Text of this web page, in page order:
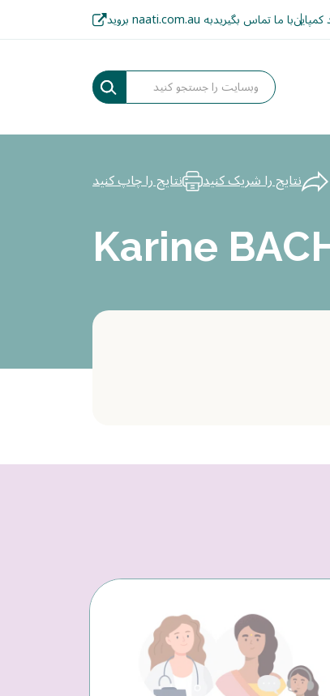
کمپاینبا ما تماس بگیریدبه naati.com.au بروید
نتایج را شریک کنید نتایج را چاپ کنید
Karine